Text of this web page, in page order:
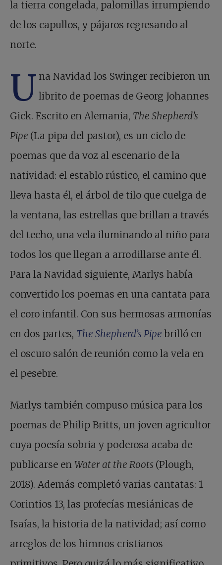
la tierra congelada, palomillas irrumpiendo
de los capullos, y pájaros regresando al
norte.
U na Navidad los Swinger recibieron un
librito de poemas de Georg Johannes
Gick. Escrito en Alemania, The Shepherd’s
Pipe (La pipa del pastor), es un ciclo de
poemas que da voz al escenario de la
natividad: el establo rústico, el camino que
lleva hasta él, el árbol de tilo que cuelga de
la ventana, las estrellas que brillan a través
del techo, una vela iluminando al niño para
todos los que llegan a arrodillarse ante él.
Para la Navidad siguiente, Marlys había
convertido los poemas en una cantata para
el coro infantil. Con sus hermosas armonías
en dos partes, The Shepherd’s Pipe brilló en
el oscuro salón de reunión como la vela en
el pesebre.
Marlys también compuso música para los
poemas de Philip Britts, un joven agricultor
cuya poesía sobria y poderosa acaba de
publicarse en Water at the Roots (Plough,
2018). Además completó varias cantatas: 1
Corintios 13, las profecías mesiánicas de
Isaías, la historia de la natividad; así como
arreglos de los himnos cristianos